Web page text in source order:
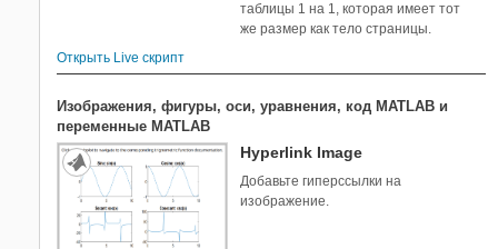
таблицы 1 на 1, которая имеет тот
же размер как тело страницы.
Открыть Live скрипт
Изображения, фигуры, оси, уравнения, код MATLAB и
переменные MATLAB
Hyperlink Image
Добавьте гиперссылки на
изображение.